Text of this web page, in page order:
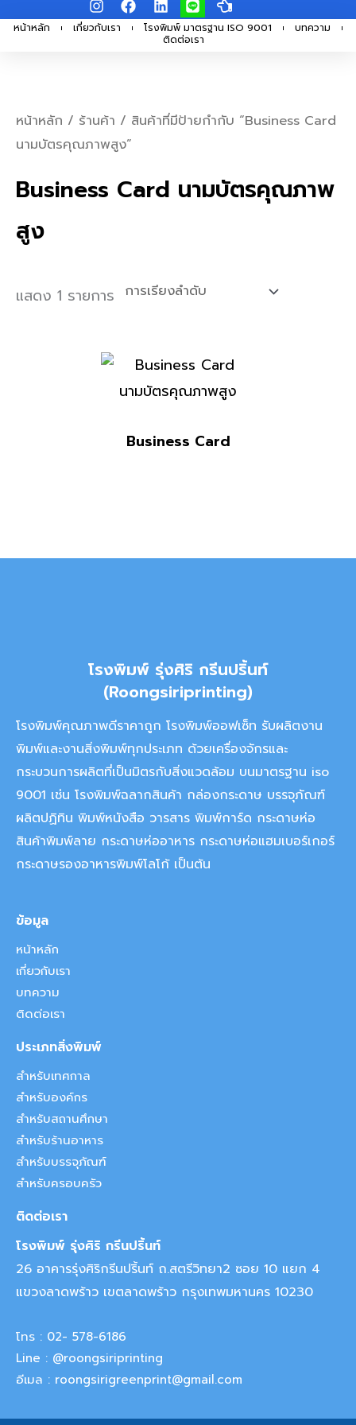
to
n
s
m
a
c
i
n
k
i
n
e
a
n
n
e
f
หน้าหลัก เกี่ยวกับเรา โรงพิมพ์ มาตรฐาน ISO 9001
บทความ
ติดต่อเรา
หน้าหลัก / ร้านค้า / สินค้าที่มีป้ายกำกับ “Business Card
นามบัตรคุณภาพสูง”
Business Card นามบัตรคุณภาพ
สูง
แสดง 1 รายการ
Business Card
โรงพิมพ์ รุ่งศิริ กรีนปริ้นท์
(Roongsiriprinting)
โรงพิมพ์คุณภาพดีราคาถูก โรงพิมพ์ออฟเซ็ท รับผลิตงาน
พิมพ์และงานสิ่งพิมพ์ทุกประเภท ด้วยเครื่องจักรและ
กระบวนการผลิตที่เป็นมิตรกับสิ่งแวดล้อม บนมาตรฐาน iso
9001 เช่น โรงพิมพ์ฉลากสินค้า กล่องกระดาษ บรรจุภัณฑ์
ผลิตปฏิทิน พิมพ์หนังสือ วารสาร พิมพ์การ์ด กระดาษห่อ
สินค้าพิมพ์ลาย กระดาษห่ออาหาร กระดาษห่อแฮมเบอร์เกอร์
กระดาษรองอาหารพิมพ์โลโก้ เป็นต้น
ข้อมูล
หน้าหลัก
เกี่ยวกับเรา
บทความ
ติดต่อเรา
ประเภทสิ่งพิมพ์
สำหรับเทศกาล
สำหรับองค์กร
สำหรับสถานศึกษา
สำหรับร้านอาหาร
สำหรับบรรจุภัณฑ์
สำหรับครอบครัว
ติดต่อเรา
โรงพิมพ์ รุ่งศิริ กรีนปริ้นท์
26 อาคารรุ่งศิริกรีนปริ้นท์ ถ.สตรีวิทยา2 ซอย 10 แยก 4
แขวงลาดพร้าว เขตลาดพร้าว กรุงเทพมหานคร 10230
โทร : 02- 578-6186
Line : @roongsiriprinting
อีเมล : roongsirigreenprint@gmail.com